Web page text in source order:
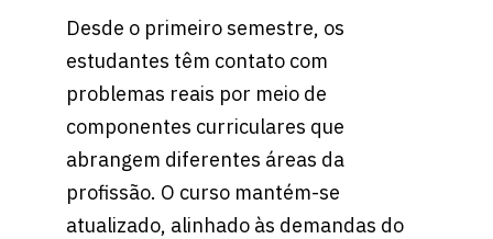
Desde o primeiro semestre, os
estudantes têm contato com
problemas reais por meio de
componentes curriculares que
abrangem diferentes áreas da
profissão. O curso mantém-se
atualizado, alinhado às demandas do